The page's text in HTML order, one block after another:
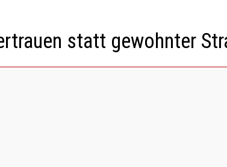
statt gewohnter